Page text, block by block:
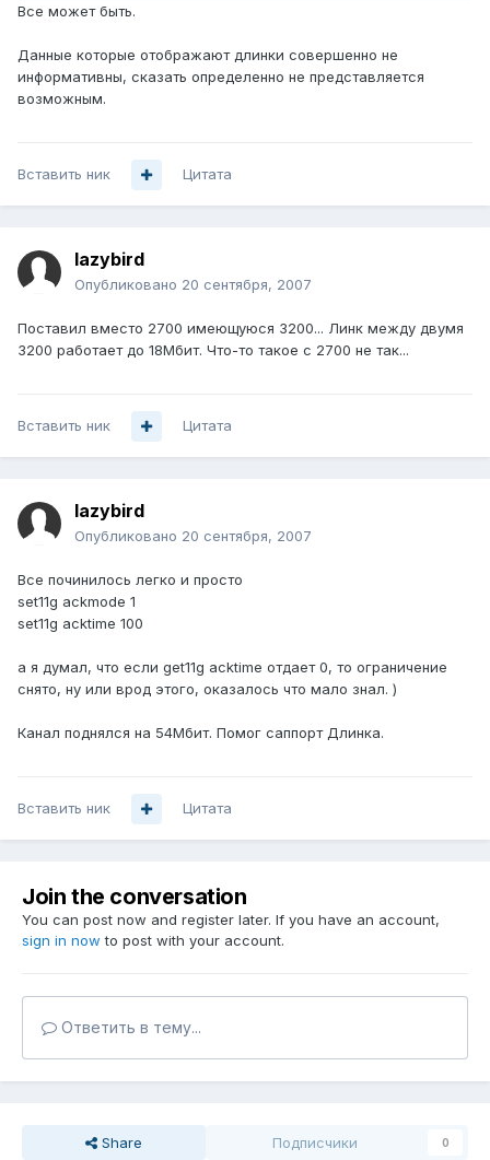
Все может быть.
Данные которые отображают длинки совершенно не
информативны, сказать определенно не представляется
возможным.
Вставить ник Цитата
lazybird
Опубликовано 20 сентября, 2007
Поставил вместо 2700 имеющуюся 3200... Линк между двумя
3200 работает до 18Мбит. Что-то такое с 2700 не так...
Вставить ник Цитата
lazybird
Опубликовано 20 сентября, 2007
Все починилось легко и просто
set11g ackmode 1
set11g acktime 100
а я думал, что если get11g acktime отдает 0, то ограничение
снято, ну или врод этого, оказалось что мало знал. )
Канал поднялся на 54Мбит. Помог саппорт Длинка.
Вставить ник Цитата
Join the conversation
You can post now and register later. If you have an account,
sign in now to post with your account.
Ответить в тему...
Share Подписчики 0